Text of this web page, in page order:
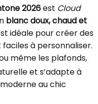
2026est Cloud
blanc doux, chaud et
idéale pour créer des
à personnaliser.
même les plafonds,
et s’adapte à
au chic